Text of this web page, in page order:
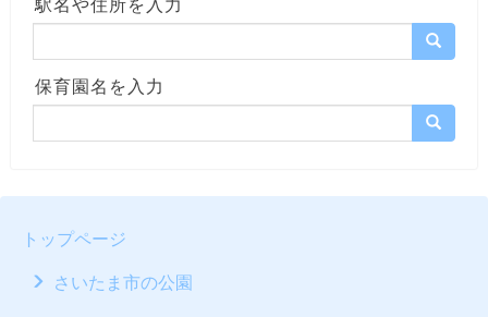
駅名や住所を入力
保育園名を入力
トップページ
さいたま市の公園